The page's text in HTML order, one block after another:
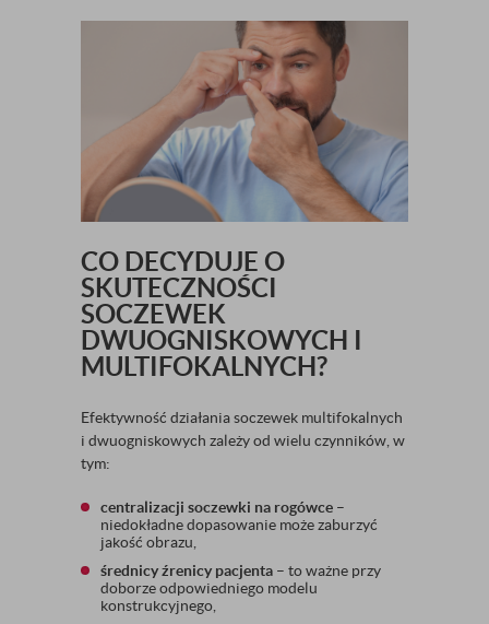
CO DECYDUJE O
SKUTECZNOŚCI
SOCZEWEK
DWUOGNISKOWYCH I
MULTIFOKALNYCH?
Efektywność działania soczewek multifokalnych
i dwuogniskowych zależy od wielu czynników, w
tym:
centralizacji soczewki na rogówce –
niedokładne dopasowanie może zaburzyć
jakość obrazu,
średnicy źrenicy pacjenta – to ważne przy
doborze odpowiedniego modelu
konstrukcyjnego,